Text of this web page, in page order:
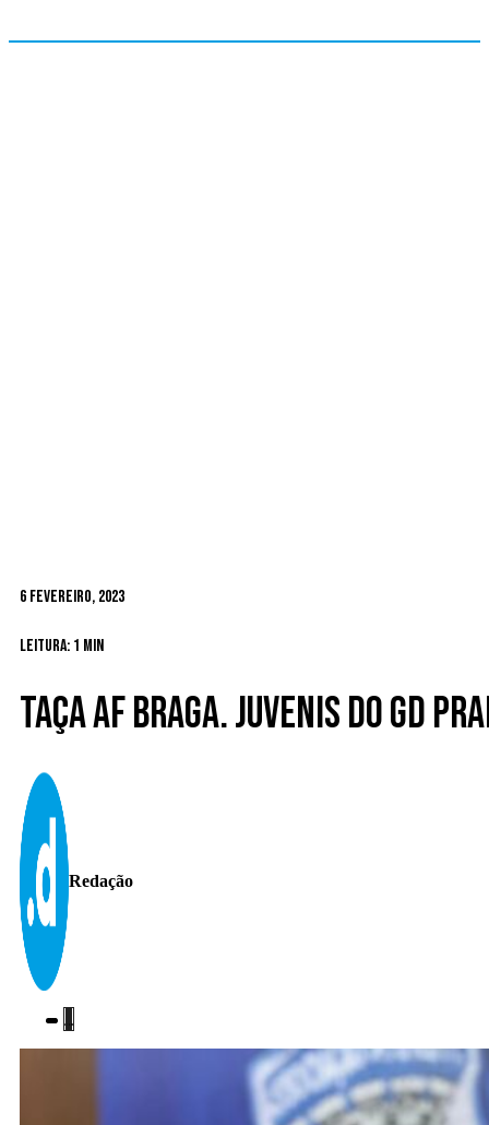
6 Fevereiro, 2023
Leitura: 1 min
Taça AF Braga. Juvenis do GD
Redação